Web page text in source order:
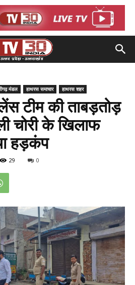
मंडल हाथरस समाचार हाथरस शहर
टीम की ताबड़तोड़
चोरी के खिलाफ
हड़कंप
29 0